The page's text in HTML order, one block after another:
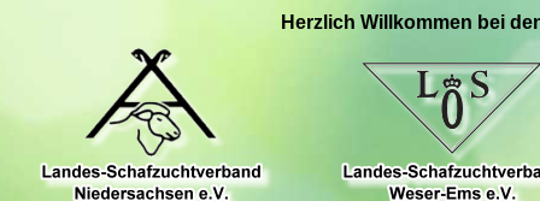
Herzlich Willkommen bei